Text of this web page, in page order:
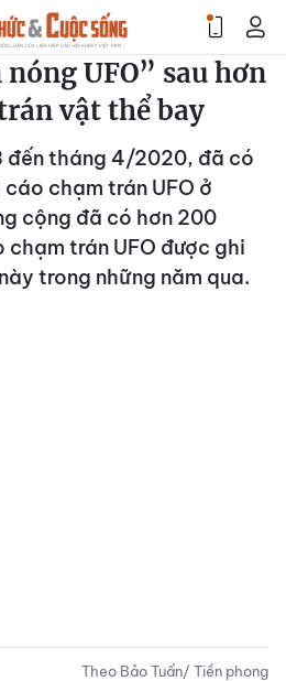
UFO” sau hơn
vật thể bay
đến tháng 4/2020, đã có
chạm trán UFO ở
cộng đã có hơn 200
trán UFO được ghi
trong những năm qua.
Theo Bảo Tuấn/ Tiền phong